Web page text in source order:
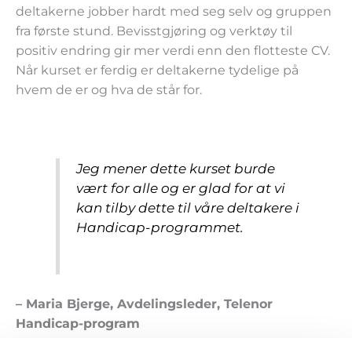
deltakerne jobber hardt med seg selv og gruppen
fra første stund. Bevisstgjøring og verktøy til
positiv endring gir mer verdi enn den flotteste CV.
Når kurset er ferdig er deltakerne tydelige på
hvem de er og hva de står for.
Jeg mener dette kurset burde
vært for alle og er glad for at vi
kan tilby dette til våre deltakere i
Handicap-programmet.
– Maria Bjerge, Avdelingsleder, Telenor
Handicap-program